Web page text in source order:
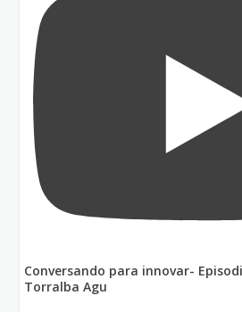
Conversando para innovar-
Torralba Agu